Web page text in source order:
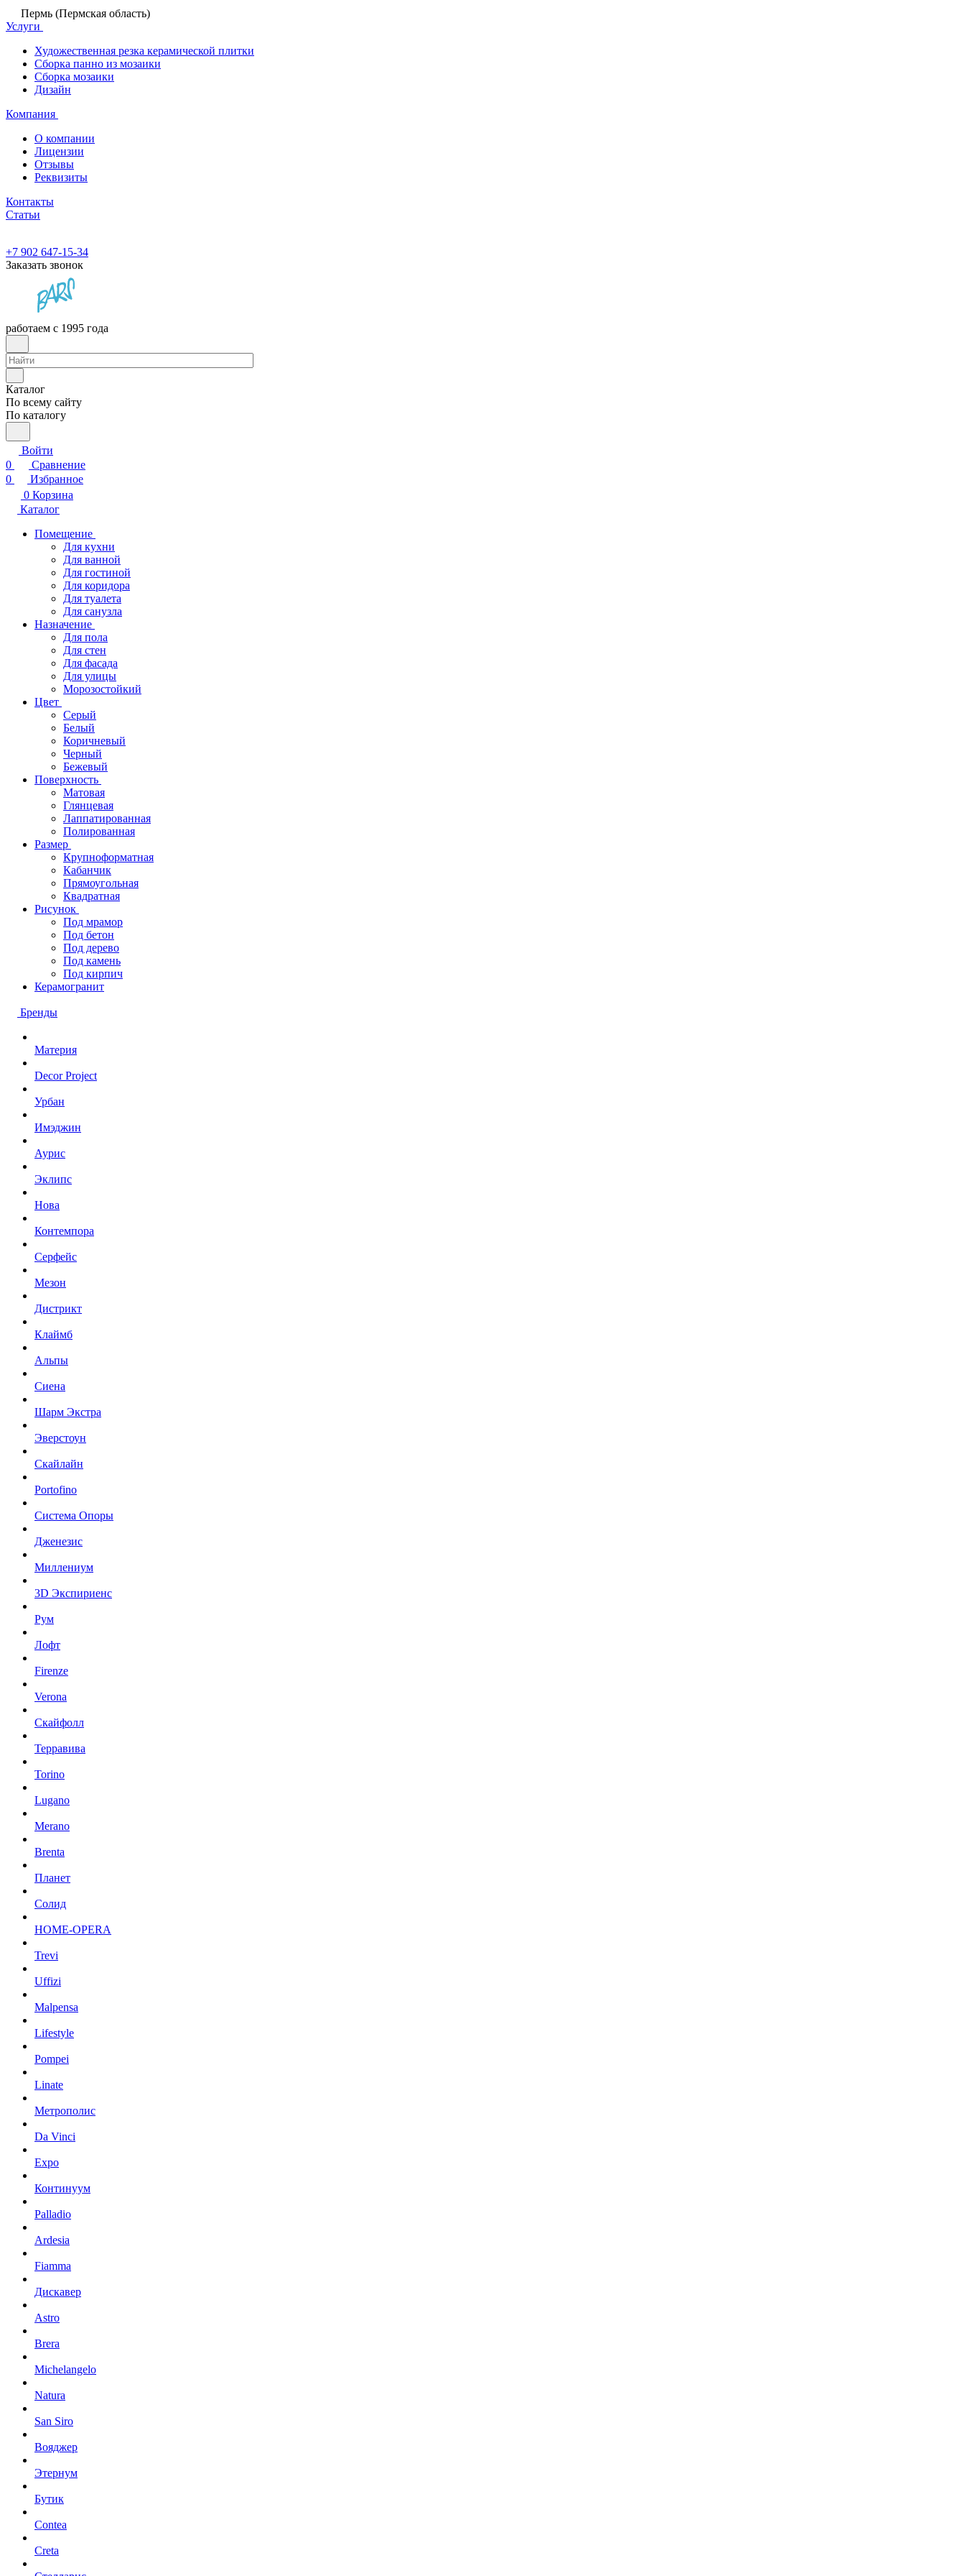
Пермь (Пермская область)
Услуги
Художественная резка керамической плитки
Сборка панно из мозаики
Сборка мозаики
Дизайн
Компания
О компании
Лицензии
Отзывы
Реквизиты
Контакты
Статьи
+7 902 647-15-34
Заказать звонок
работаем с 1995 года
Каталог
По всему сайту
По каталогу
Войти
0
Сравнение
0
Избранное
0 Корзина
Каталог
Помещение
Для кухни
Для ванной
Для гостиной
Для коридора
Для туалета
Для санузла
Назначение
Для пола
Для стен
Для фасада
Для улицы
Морозостойкий
Цвет
Серый
Белый
Коричневый
Черный
Бежевый
Поверхность
Матовая
Глянцевая
Лаппатированная
Полированная
Размер
Крупноформатная
Кабанчик
Прямоугольная
Квадратная
Рисунок
Под мрамор
Под бетон
Под дерево
Под камень
Под кирпич
Керамогранит
Бренды
Материя
Decor Project
Урбан
Имэджин
Аурис
Эклипс
Нова
Контемпора
Серфейс
Мезон
Дистрикт
Клаймб
Альпы
Сиена
Шарм Экстра
Эверстоун
Скайлайн
Portofino
Система Опоры
Дженезис
Миллениум
3D Экспириенс
Рум
Лофт
Firenze
Verona
Скайфолл
Терравива
Torino
Lugano
Merano
Brenta
Планет
Солид
HOME-OPERA
Trevi
Uffizi
Malpensa
Lifestyle
Pompei
Linate
Метрополис
Da Vinci
Expo
Континуум
Palladio
Ardesia
Fiamma
Дискавер
Astro
Brera
Michelangelo
Natura
San Siro
Вояджер
Этернум
Бутик
Contea
Creta